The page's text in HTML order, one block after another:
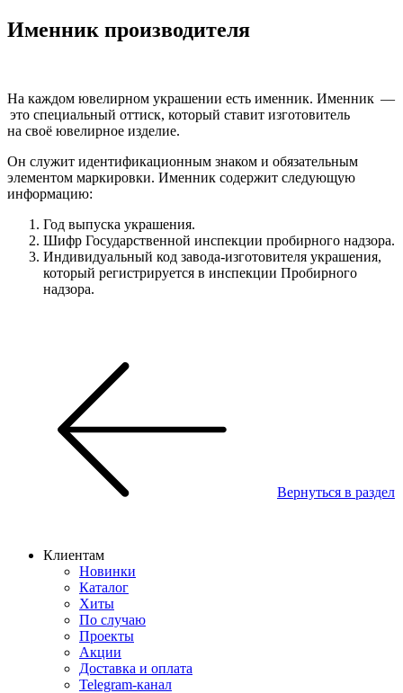
Именник производителя
На каждом ювелирном украшении есть именник. Именник —
это специальный оттиск, который ставит изготовитель
на своё ювелирное изделие.
Он служит идентификационным знаком и обязательным
элементом маркировки. Именник содержит следующую
информацию:
Год выпуска украшения.
Шифр Государственной инспекции пробирного надзора.
Индивидуальный код завода-изготовителя украшения,
который регистрируется в инспекции Пробирного
надзора.
Вернуться в раздел
Клиентам
Новинки
Каталог
Хиты
По случаю
Проекты
Акции
Доставка и оплата
Telegram-канал